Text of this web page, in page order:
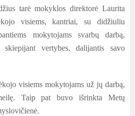
tarė mokyklos direktorė Laurita
visiems, kantriai, su didžiuliu
mokytojams svarbų darbą,
skiepijant vertybes, dalijantis savo
visiems mokytojams už jų darbą,
Taip pat buvo išrinkta Metų